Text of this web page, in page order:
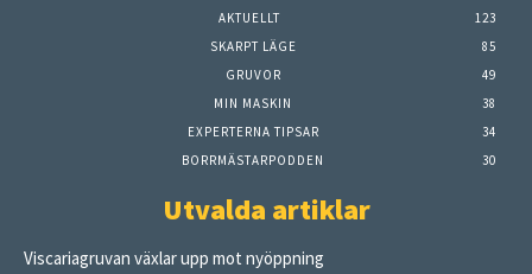
AKTUELLT
123
SKARPT LÄGE
85
GRUVOR
49
MIN MASKIN
38
EXPERTERNA TIPSAR
34
BORRMÄSTARPODDEN
30
Utvalda artiklar
Viscariagruvan växlar upp mot nyöppning